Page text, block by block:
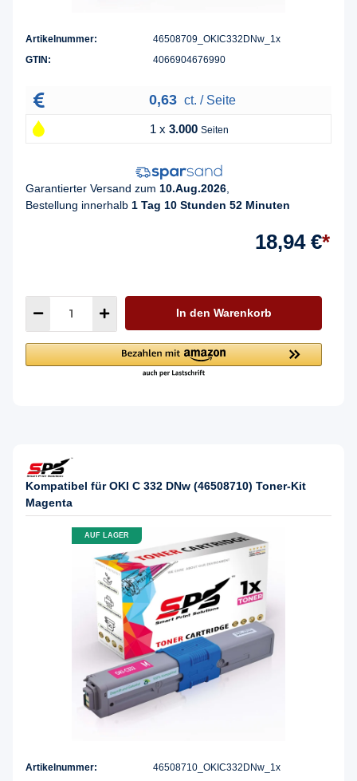
Artikelnummer:
46508709_OKIC332DNw_1x
GTIN:
4066904676990
0,63 ct. / Seite
1 x 3.000 Seiten
Garantierter Versand zum 10.Aug.2026
Bestellung innerhalb 1 Tag 10 Stunden 52 Minuten
18,94 €*
In den Warenkorb
Kompatibel für OKI C 332 DNw (46508710) Toner-Kit
Magenta
AUF LAGER
Artikelnummer:
46508710_OKIC332DNw_1x